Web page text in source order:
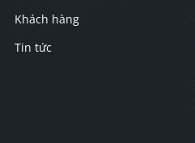
Khách hàng
Tin tức